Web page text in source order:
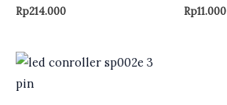
Rp214.000 Rp11.000